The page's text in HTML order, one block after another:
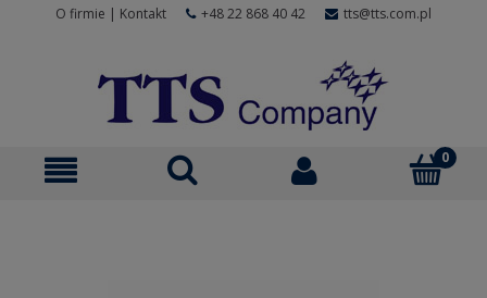
O firmie | Kontakt +48 22 868 40 42 tts@tts.com.pl